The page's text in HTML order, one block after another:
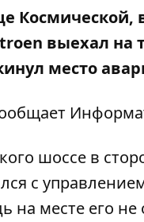
Космической,
выехал
место
шоссе в
с
на месте его